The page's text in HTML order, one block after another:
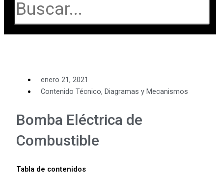
enero 21, 2021
Contenido Técnico, Diagramas y Mecanismos
Bomba Eléctrica de
Combustible
Tabla de contenidos